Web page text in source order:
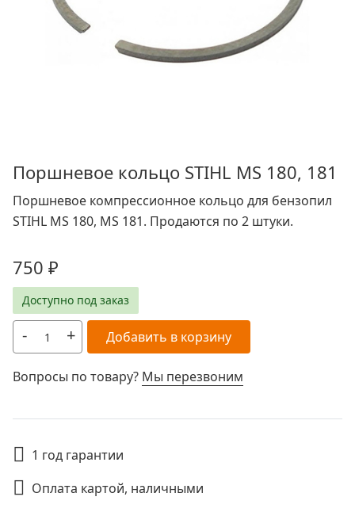
Поршневое кольцо STIHL MS 180, 181
Поршневое компрессионное кольцо для бензопил
STIHL MS 180, MS 181. Продаются по 2 штуки.
750 ₽
Доступно под заказ
- + Добавить в корзину
Вопросы по товару? Мы перезвоним
1 год гарантии
Оплата картой, наличными